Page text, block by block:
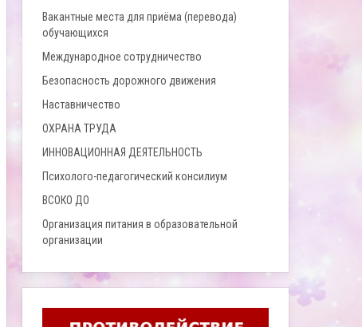
Вакантные места для приёма (перевода)
обучающихся
Международное сотрудничество
Безопасность дорожного движения
Наставничество
ОХРАНА ТРУДА
ИННОВАЦИОННАЯ ДЕЯТЕЛЬНОСТЬ
Психолого-педагогический консилиум
ВСОКО ДО
Организация питания в образовательной
организации